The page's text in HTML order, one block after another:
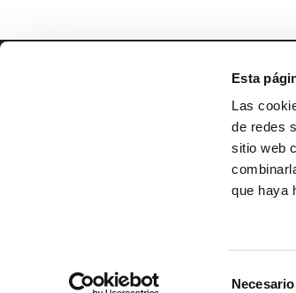
Esta
Las
de redes
sitio web
que haya
Necesario
VILLANUEVA DE ALCARDETE